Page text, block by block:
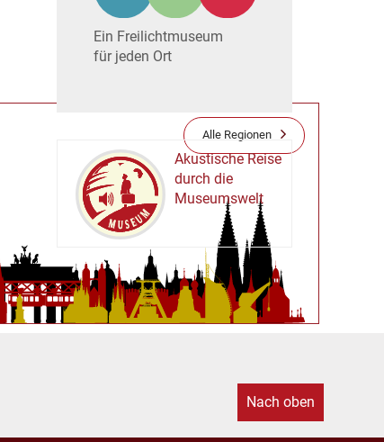
Alle Regionen
Ein Freilichtmuseum
für jeden Ort
MUSEUM
Akustische Reise
durch die
Museumswelt
Nach oben